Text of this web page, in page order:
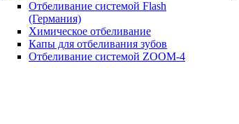
Отбеливание системой Flash
(Германия)
Химическое отбеливание
Капы для отбеливания зубов
Отбеливание системой ZOOM-4